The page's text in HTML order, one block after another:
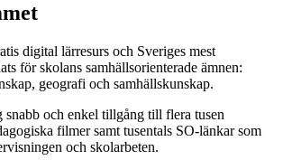
digital lärresurs och Sveriges mest
för skolans samhällsorienterade ämnen:
geografi och samhällskunskap.
snabb och enkel tillgång till flera tusen
filmer samt tusentals SO-länkar som
och skolarbeten.